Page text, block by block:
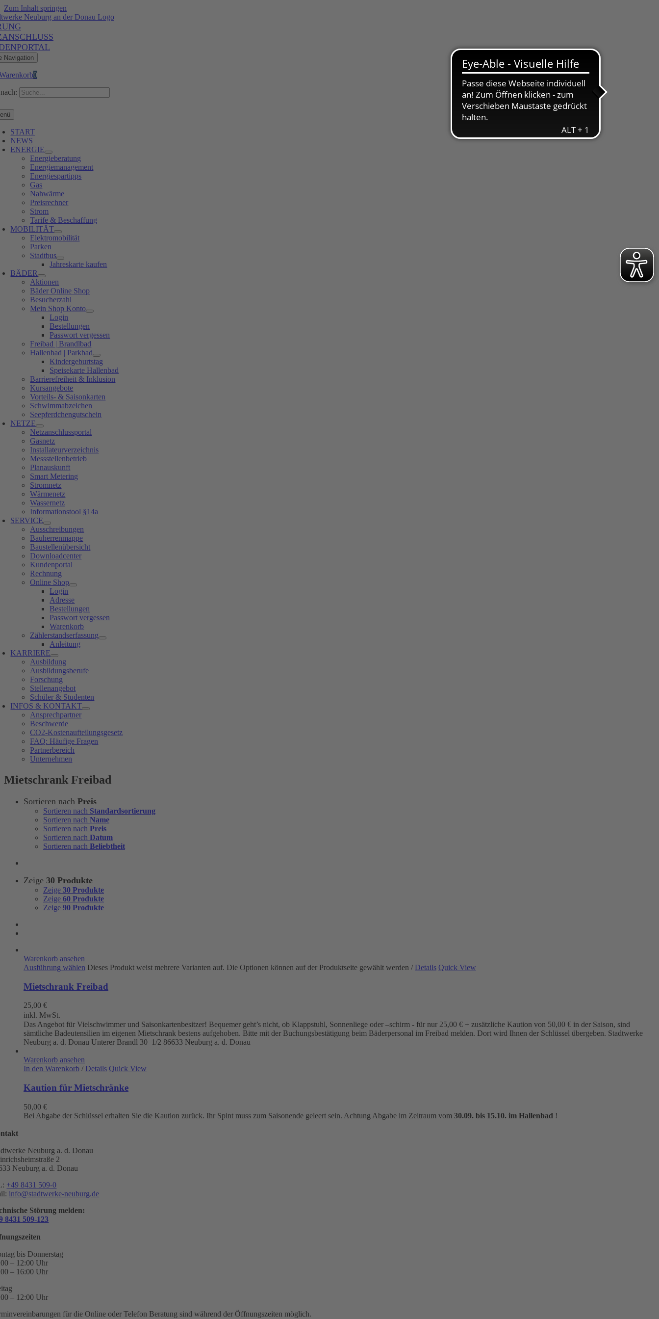
Zum Inhalt springen
Navigation
0
START
NEWS
ENERGIE
Energieberatung
Energiemanagement
Energiespartipps
Gas
Nahwärme
Preisrechner
Strom
Tarife & Beschaffung
MOBILITÄT
Elektromobilität
Parken
Stadtbus
Jahreskarte kaufen
BÄDER
Aktionen
Bäder Online Shop
Besucherzahl
Mein Shop Konto
Login
Bestellungen
Passwort vergessen
Freibad | Brandlbad
Hallenbad | Parkbad
Kindergeburtstag
Speisekarte Hallenbad
Barrierefreiheit & Inklusion
Kursangebote
Vorteils- & Saisonkarten
Schwimmabzeichen
Seepferdchengutschein
NETZE
Netzanschlussportal
Gasnetz
Installateurverzeichnis
Messstellenbetrieb
Planauskunft
Smart Metering
Stromnetz
Wärmenetz
Wassernetz
Informationstool §14a
SERVICE
Ausschreibungen
Bauherrenmappe
Baustellenübersicht
Downloadcenter
Kundenportal
Rechnung
Online Shop
Login
Adresse
Bestellungen
Passwort vergessen
Warenkorb
Zählerstandserfassung
Anleitung
KARRIERE
Ausbildung
Ausbildungsberufe
Forschung
Stellenangebot
Schüler & Studenten
INFOS & KONTAKT
Ansprechpartner
Beschwerde
CO2-Kostenaufteilungsgesetz
FAQ: Häufige Fragen
Partnerbereich
Unternehmen
Mietschrank Freibad
Sortieren nach Preis
Sortieren nach Standardsortierung
Sortieren nach Name
Sortieren nach Preis
Sortieren nach Datum
Sortieren nach Beliebtheit
Zeige 30 Produkte
Zeige 30 Produkte
Zeige 60 Produkte
Zeige 90 Produkte
Warenkorb ansehen
Ausführung wählen Dieses Produkt weist mehrere Varianten auf. Die Optionen können auf der Produktseite gewählt werden / Details Quick View
Mietschrank Freibad
25,00 €
inkl. MwSt.
Das Angebot für Vielschwimmer und Saisonkartenbesitzer! Bequemer geht’s nicht, ob Klappstuhl, Sonnenliege oder –schirm - für nur 25,00 € + zusätzliche Kaution von 50,00 € in der Saison, sind
sämtliche Badeutensilien im eigenen Mietschrank bestens aufgehoben. Bitte mit der Buchungsbestätigung beim Bäderpersonal im Freibad melden. Dort wird Ihnen der Schlüssel übergeben. Stadtwerke
Neuburg a. d. Donau Unterer Brandl 30 1/2 86633 Neuburg a. d. Donau
Warenkorb ansehen
In den Warenkorb / Details Quick View
Kaution für Mietschränke
50,00 €
Bei Abgabe der Schlüssel erhalten Sie die Kaution zurück. Ihr Spint muss zum Saisonende geleert sein. Achtung Abgabe im Zeitraum vom 30.09. bis 15.10. im Hallenbad !
Neuburg a. d. Donau
2
Neuburg a. d. Donau
+49 8431 509-0
info@stadtwerke-neuburg.de
Störung melden:
8431 509-123
bis Donnerstag
– 12:00 Uhr
– 16:00 Uhr
– 12:00 Uhr
für die Online oder Telefon Beratung sind während der Öffnungszeiten möglich.